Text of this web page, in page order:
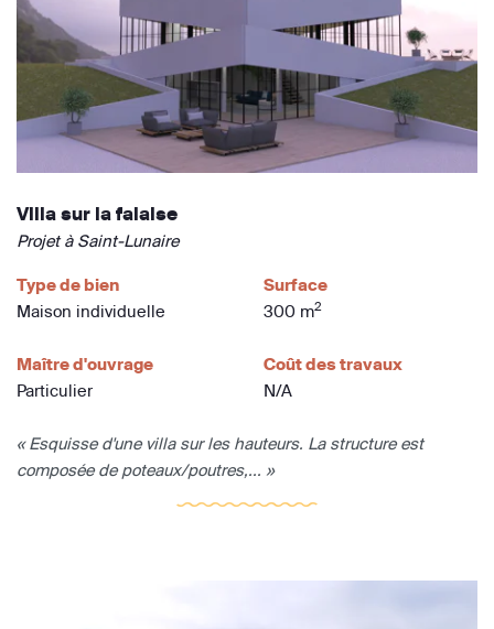
Villa sur la falaise
Projet à Saint-Lunaire
Type de bien
Maison individuelle
Surface
300 m2
Maître d'ouvrage
Particulier
Coût des travaux
N/A
« Esquisse d'une villa sur les hauteurs. La structure est
composée de poteaux/poutres,... »